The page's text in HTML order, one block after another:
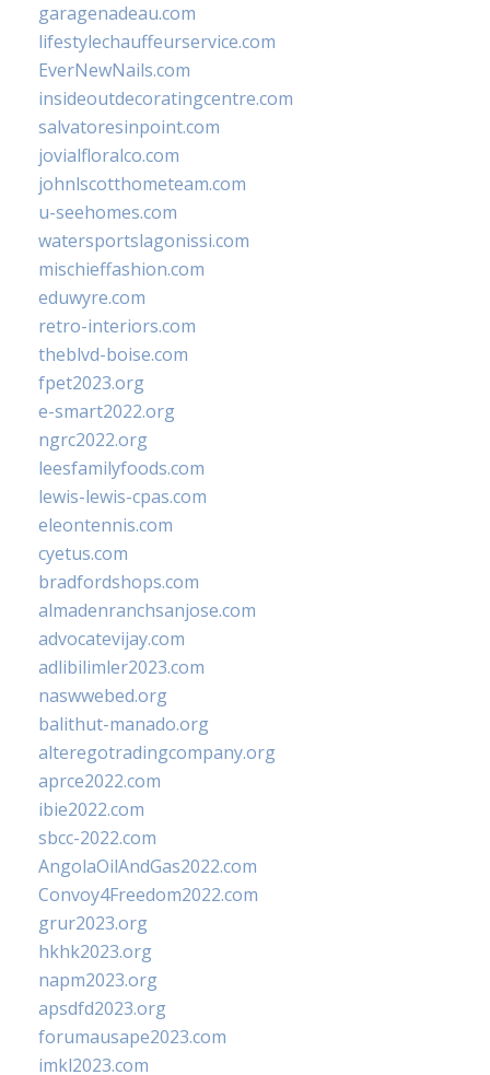
garagenadeau.com
lifestylechauffeurservice.com
EverNewNails.com
insideoutdecoratingcentre.com
salvatoresinpoint.com
jovialfloralco.com
johnlscotthometeam.com
u-seehomes.com
watersportslagonissi.com
mischieffashion.com
eduwyre.com
retro-interiors.com
theblvd-boise.com
fpet2023.org
e-smart2022.org
ngrc2022.org
leesfamilyfoods.com
lewis-lewis-cpas.com
eleontennis.com
cyetus.com
bradfordshops.com
almadenranchsanjose.com
advocatevijay.com
adlibilimler2023.com
naswwebed.org
balithut-manado.org
alteregotradingcompany.org
aprce2022.com
ibie2022.com
sbcc-2022.com
AngolaOilAndGas2022.com
Convoy4Freedom2022.com
grur2023.org
hkhk2023.org
napm2023.org
apsdfd2023.org
forumausape2023.com
imkl2023.com